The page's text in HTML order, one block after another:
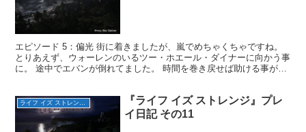
エピソード 5：偏光 街に着きましたが、嵐でめちゃくちゃですね。
とりあえず、ウォーレンのいるツー・ホエール・ダイナーに向かう事
に。 途中でエバンが倒れてました。 時間を巻き戻せば助ける事がで
ライフ イズ ストレンジ（完）
『ライフ イズ ストレンジ』プレ
イ日記 その11